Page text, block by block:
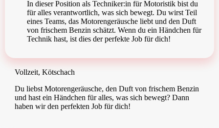
In dieser Position als Techniker:in für Motoristik bist du
für alles verantwortlich, was sich bewegt. Du wirst Teil
eines Teams, das Motorengeräusche liebt und den Duft
von frischem Benzin schätzt. Wenn du ein Händchen für
Technik hast, ist dies der perfekte Job für dich!
Vollzeit, Kötschach
Du liebst Motorengeräusche, den Duft von frischem Benzin
und hast ein Händchen für alles, was sich bewegt? Dann
haben wir den perfekten Job für dich!